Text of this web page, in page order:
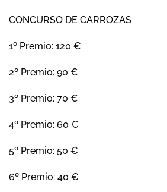
CONCURSO DE CARROZAS
1º Premio: 120 €
2º Premio: 90 €
3º Premio: 70 €
4º Premio: 60 €
5º Premio: 50 €
6º Premio: 40 €